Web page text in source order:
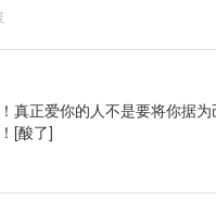
真正爱你的人不是要将你据
[酸了]